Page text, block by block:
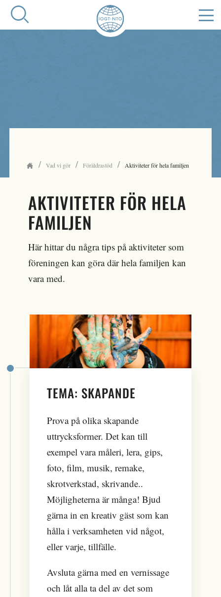
/ Vad vi gör / Föräldrastöd / Aktiviteter för hela familjen
AKTIVITETER FÖR HELA
FAMILJEN
Här hittar du några tips på aktiviteter som
föreningen kan göra där hela familjen kan
vara med.
TEMA: SKAPANDE
Prova på olika skapande
uttrycksformer. Det kan till
exempel vara måleri, lera, gips,
foto, film, musik, remake,
skrotverkstad, skrivande..
Möjligheterna är många! Bjud
gärna in en kreativ gäst som kan
hålla i verksamheten vid något,
eller varje, tillfälle.
Avsluta gärna med en vernissage
och låt alla ta del av det som